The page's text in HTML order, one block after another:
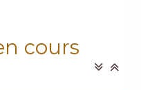
cours